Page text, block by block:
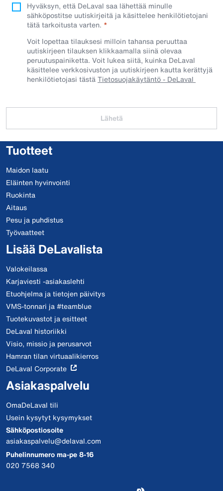
Hyväksyn, että DeLaval saa lähettää minulle
sähköpostitse uutiskirjeitä ja käsittelee henkilötietojani
tätä tarkoitusta varten.
Voit lopettaa tilauksesi milloin tahansa peruuttaa
uutiskirjeen tilauksen klikkaamalla siinä olevaa
peruutuspainiketta. Voit lukea siitä, kuinka DeLaval
käsittelee verkkosivuston ja uutiskirjeen kautta kerättyjä
henkilötietojasi tästäTietosuojakäytäntö - DeLaval
Lähetä
Tuotteet
Maidon laatu
Eläinten hyvinvointi
Ruokinta
Aitaus
Pesu ja puhdistus
Työvaatteet
Lisää DeLavalista
Valokeilassa
Karjaviesti -asiakaslehti
Etuohjelma ja tietojen päivitys
VMS-tonnari ja #teamblue
Tuotekuvastot ja esitteet
DeLaval historiikki
Visio, missio ja perusarvot
Hamran tilan virtuaalikierros
DeLaval Corporate
Asiakaspalvelu
OmaDeLaval tili
Usein kysytyt kysymykset
Sähköpostiosoite
asiakaspalvelu@delaval.com
Puhelinnumero ma-pe 8-16
020 7568 340